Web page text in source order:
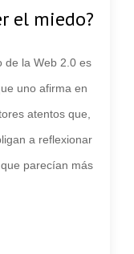
el miedo?
de la Web 2.0 es
uno afirma en
atentos que,
a reflexionar
parecían más